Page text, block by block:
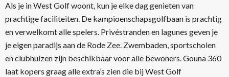
Als je in West Golf woont, kun je elke dag genieten van
prachtige faciliteiten. De kampioenschapsgolfbaan is prachtig
en verwelkomt alle spelers. Privéstranden en lagunes geven je
je eigen paradijs aan de Rode Zee. Zwembaden, sportscholen
en clubhuizen zijn beschikbaar voor alle bewoners. Gouna 360
laat kopers graag alle extra’s zien die bij West Golf